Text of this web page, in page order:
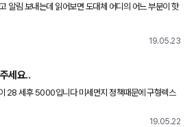
알림 보내는데 읽어보면 도대체 어디의 어느 부분이 핫
19.05.23
세요..
28 세후 5000입니다 미세먼지 정책때문에 구형렉스
타다보니까 SUV로 가고싶네요 국내-펠리세이
19.05.22